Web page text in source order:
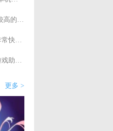
人气较高的mu游戏合集 2026人气较高的mu游戏推荐
升级非常快的传奇游戏推荐 升级非常快的传奇游戏大全
安卓游戏助手手机版哪个好 安卓游戏助手app排行榜
更多 >